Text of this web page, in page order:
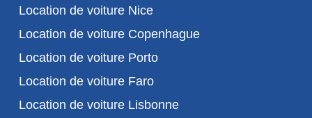
Location de voiture Nice
Location de voiture Copenhague
Location de voiture Porto
Location de voiture Faro
Location de voiture Lisbonne